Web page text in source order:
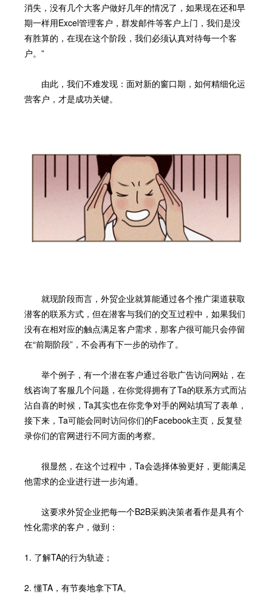
消失，没有几个大客户做好几年的情况了，如果现在还和早
期一样用Excel管理客户，群发邮件等客户上门，我们是没
有胜算的，在现在这个阶段，我们必须认真对待每一个客
户。”
由此，我们不难发现：面对新的窗口期，如何精细化运
营客户，才是成功关键。
就现阶段而言，外贸企业就算能通过各个推广渠道获取
潜客的联系方式，但在潜客与我们的交互过程中，如果我们
没有在相对应的触点满足客户需求，那客户很可能只会停留
在“前期阶段”，不会再有下一步的动作了。
举个例子，有一个潜在客户通过谷歌广告访问网站，在
线咨询了客服几个问题，在你觉得拥有了Ta的联系方式而沾
沾自喜的时候，Ta其实也在你竞争对手的网站填写了表单，
接下来，Ta可能会同时访问你们的Facebook主页，反复登
录你们的官网进行不同方面的考察。
很显然，在这个过程中，Ta会选择体验更好，更能满足
他需求的企业进行进一步沟通。
这要求外贸企业把每一个B2B采购决策者看作是具有个
性化需求的客户，做到：
1. 了解TA的行为轨迹；
2. 懂TA，有节奏地拿下TA。